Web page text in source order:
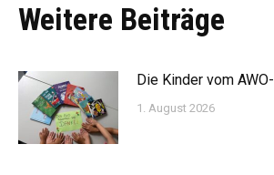
Weitere Beiträge
Die Kinder vom
1. August 2026